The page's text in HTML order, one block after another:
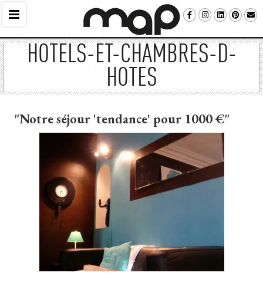
HOTELS-ET-CHAMBRES-D-
HOTES
"Notre séjour 'tendance' pour 1000 €"